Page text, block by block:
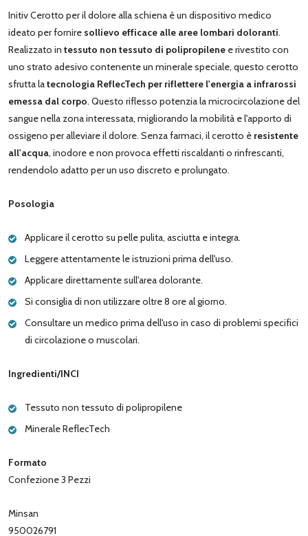
Initiv Cerotto per il dolore alla schiena è un dispositivo medico
ideato per fornire sollievo efficace alle aree lombari doloranti.
Realizzato in tessuto non tessuto di polipropilene e rivestito con
uno strato adesivo contenente un minerale speciale, questo cerotto
sfrutta latecnologia ReflecTech per riflettere l'energia a infrarossi
emessa dal corpo. Questo riflesso potenzia la microcircolazione del
sangue nella zona interessata, migliorando la mobilità e l'apporto di
ossigeno per alleviare il dolore. Senza farmaci, il cerotto è resistente
all'acqua, inodore e non provoca effetti riscaldanti o rinfrescanti,
rendendolo adatto per un uso discreto e prolungato.
Posologia
Applicare il cerotto su pelle pulita, asciutta e integra.
Leggere attentamente le istruzioni prima dell'uso.
Applicare direttamente sull'area dolorante.
Si consiglia di non utilizzare oltre 8 ore al giorno.
Consultare un medico prima dell'uso in caso di problemi specifici
di circolazione o muscolari.
Ingredienti/INCI
Tessuto non tessuto di polipropilene
Minerale ReflecTech
Formato
Confezione 3 Pezzi
Minsan
950026791